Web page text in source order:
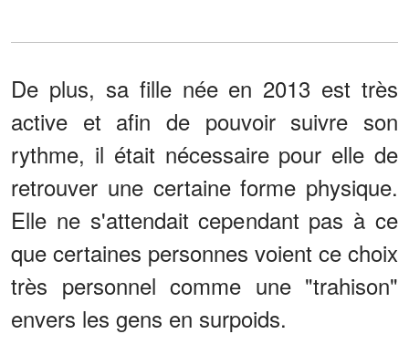
De plus, sa fille née en 2013 est très
active et afin de pouvoir suivre son
rythme, il était nécessaire pour elle de
retrouver une certaine forme physique.
Elle ne s'attendait cependant pas à ce
que certaines personnes voient ce choix
très personnel comme une "trahison"
envers les gens en surpoids.